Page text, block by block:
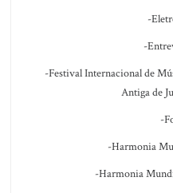
-
-
-Festival Internacional de
Antiga de
-
-Harmonia
-Harmonia